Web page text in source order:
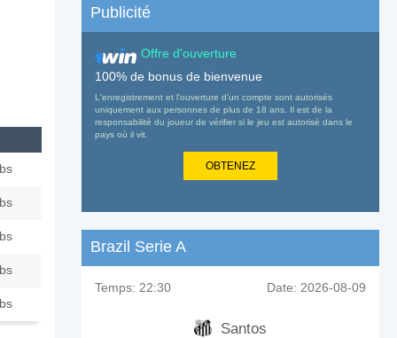
Publicité
Offre d'ouverture
100% de bonus de bienvenue
L'enregistrement et l'ouverture d'un compte sont autorisés
uniquement aux personnes de plus de 18 ans. Il est de la
responsabilité du joueur de vérifier si le jeu est autorisé dans le
pays où il vit.
OBTENEZ
Brazil Serie A
Temps: 22:30 Date: 2026-08-09
Santos